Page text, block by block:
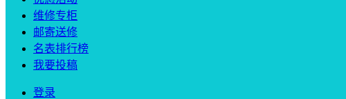
维修专柜
邮寄送修
名表排行榜
我要投稿
登录